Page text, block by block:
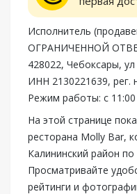
Исполнитель
ОГРАНИЧЕННОЙ
428022, Чебоксары,
ИНН 2130221639, рег.
Режим работы: с 11:00
На этой странице
ресторана Molly Bar,
Калининский район
Просматривайте
рейтинги и